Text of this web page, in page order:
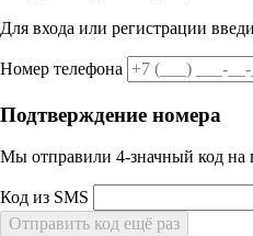
Для входа или регистрации
Номер телефона
Подтверждение номера
Мы отправили 4‑значный код на
Код из SMS
Отправить код ещё раз